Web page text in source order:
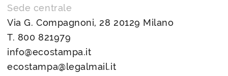
Sede centrale
Via G. Compagnoni, 28 20129 Milano
T. 800 821979
info@ecostampa.it
ecostampa@legalmail.it